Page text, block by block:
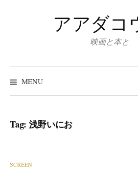
アアダコ
映画と本と
MENU
Tag:浅野いにお
SCREEN